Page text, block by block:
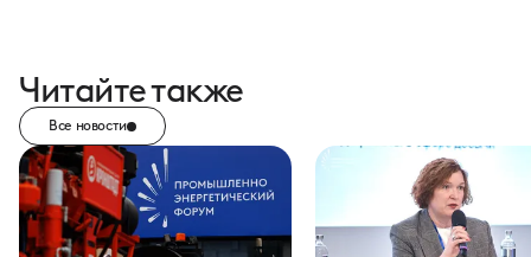
Читайте также
Все новости